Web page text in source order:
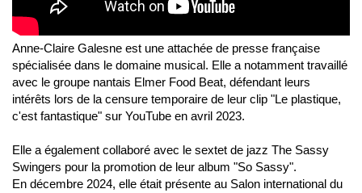
Anne-Claire Galesne est une attachée de presse française
spécialisée dans le domaine musical. Elle a notamment travaillé
avec le groupe nantais Elmer Food Beat, défendant leurs
intérêts lors de la censure temporaire de leur clip "Le plastique,
c'est fantastique" sur YouTube en avril 2023.
Elle a également collaboré avec le sextet de jazz The Sassy
Swingers pour la promotion de leur album "So Sassy".
En décembre 2024, elle était présente au Salon international du